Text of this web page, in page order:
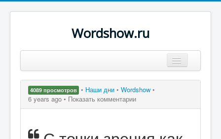
Wordshow.ru
Популярные цитаты
Поиск
4089 просмотров • Наши дни • Wordshow •
6 years ago • Показать комментарии